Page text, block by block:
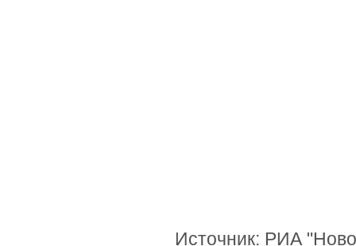
Источник: РИА